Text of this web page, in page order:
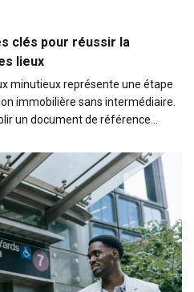
clés pour réussir la
lieux
minutieux représente une étape
immobilière sans intermédiaire.
un document de référence…